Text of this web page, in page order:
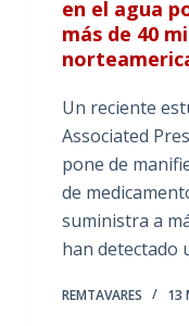
en el agua
más de 40
Un reciente
Associated
pone de
de
suministra a
han detectado
REMTAVARES 13